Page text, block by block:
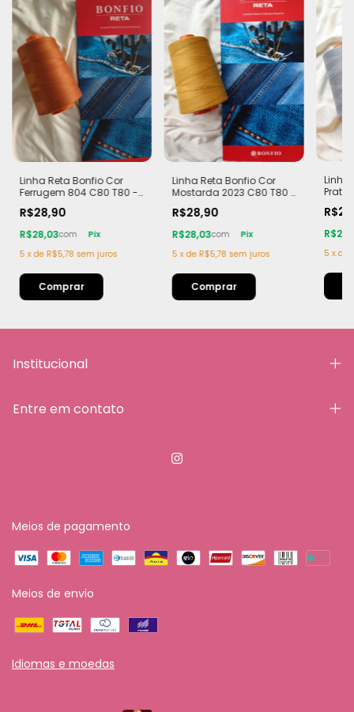
Linha Reta Bonfio Cor
Ferrugem 804 C80 T80 -
Carretel com 5000m
R$28,90
R$28,03com
Pix
5 xde R$5,78 sem juros
Linha Reta Bonfio Cor
Mostarda 2023 C80 T80 -
Carretel com 5000m
R$28,90
R$28,03com
Pix
5 xde R$5,78 sem juros
Linha
Prata
com
5 x de
Institucional
Entre em contato
Meios de pagamento
Meios de envio
Idiomas e moedas